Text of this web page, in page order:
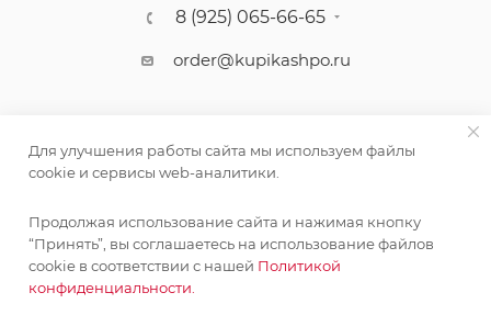
8 (925) 065-66-65
order@kupikashpo.ru
©КупиКашпо 2017-2026
Для улучшения работы сайта мы используем файлы
cookie и сервисы web-аналитики.
Продолжая использование сайта и нажимая кнопку
“Принять”, вы соглашаетесь на использование файлов
cookie в соответствии с нашей Политикой
конфиденциальности.